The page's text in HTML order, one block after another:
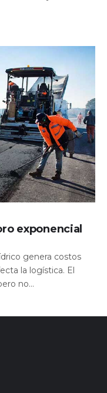
exponencial
genera costos
la logística. El
no...